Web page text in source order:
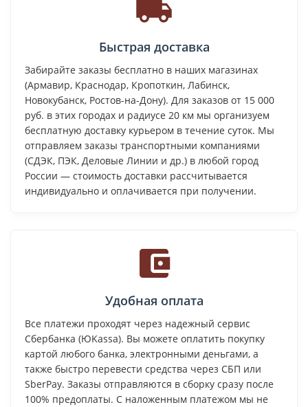
Быстрая доставка
Забирайте заказы бесплатно в наших магазинах
(Армавир, Краснодар, Кропоткин, Лабинск,
Новокубанск, Ростов-на-Дону). Для заказов от 15 000
руб. в этих городах и радиусе 20 км мы организуем
бесплатную доставку курьером в течение суток. Мы
отправляем заказы транспортными компаниями
(СДЭК, ПЭК, Деловые Линии и др.) в любой город
России — стоимость доставки рассчитывается
индивидуально и оплачивается при получении.
Удобная оплата
Все платежи проходят через надежный сервис
Сбербанка (ЮKassa). Вы можете оплатить покупку
картой любого банка, электронными деньгами, а
также быстро перевести средства через СБП или
SberPay. Заказы отправляются в сборку сразу после
100% предоплаты. С наложенным платежом мы не